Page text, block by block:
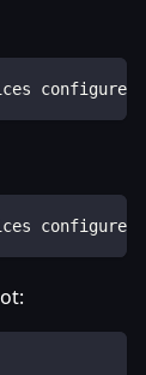
configure
configure